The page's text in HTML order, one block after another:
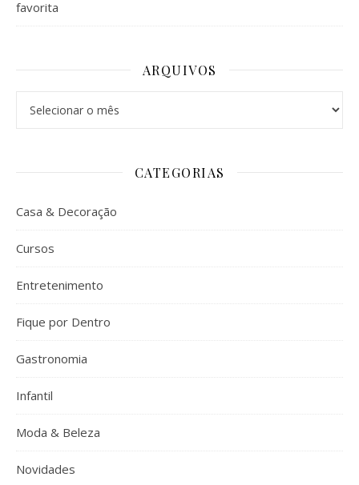
favorita
ARQUIVOS
CATEGORIAS
Casa & Decoração
Cursos
Entretenimento
Fique por Dentro
Gastronomia
Infantil
Moda & Beleza
Novidades